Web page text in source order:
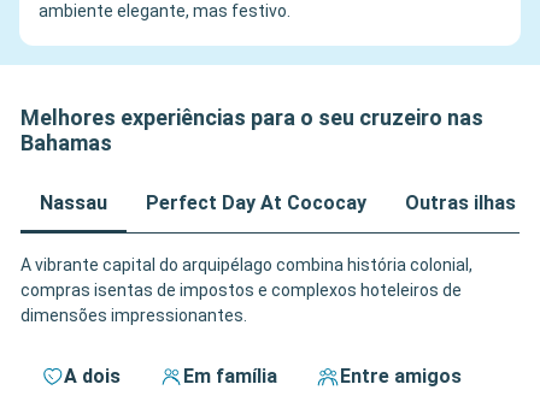
ambiente elegante, mas festivo.
Melhores experiências para o seu cruzeiro nas
Bahamas
Nassau Perfect Day At Cococay Outras ilhas
A vibrante capital do arquipélago combina história colonial,
compras isentas de impostos e complexos hoteleiros de
dimensões impressionantes.
A dois Em família Entre amigos